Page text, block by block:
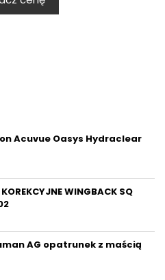
Acuvue Oasys Hydraclear
WINGBACK SQ
AG opatrunek z maścią